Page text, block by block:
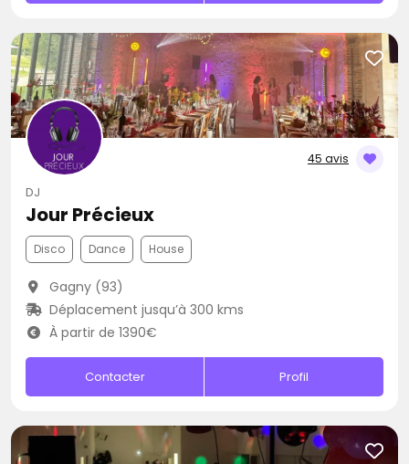
45 avis
DJ
Jour Précieux
Disco Dance House
Gagny (93)
Déplacement jusqu’à 300 kms
À partir de 1390€
Contacter Profil